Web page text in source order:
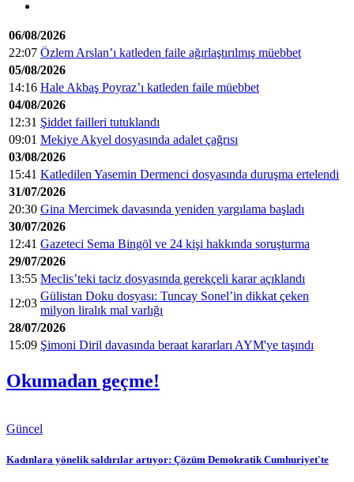
06/08/2026
22:07 Özlem Arslan’ı katleden faile ağırlaştırılmış müebbet
05/08/2026
14:16 Hale Akbaş Poyraz’ı katleden faile müebbet
04/08/2026
12:31 Şiddet failleri tutuklandı
09:01 Mekiye Akyel dosyasında adalet çağrısı
03/08/2026
15:41 Katledilen Yasemin Dermenci dosyasında duruşma ertelendi
31/07/2026
20:30 Gina Mercimek davasında yeniden yargılama başladı
30/07/2026
12:41 Gazeteci Sema Bingöl ve 24 kişi hakkında soruşturma
29/07/2026
13:55 Meclis’teki taciz dosyasında gerekçeli karar açıklandı
12:03
Gülistan Doku dosyası: Tuncay Sonel’in dikkat çeken
milyon liralık mal varlığı
28/07/2026
15:09 Şimoni Diril davasında beraat kararları AYM'ye taşındı
Okumadan geçme!
Güncel
Kadınlara yönelik saldırılar artıyor: Çözüm Demokratik Cumhuriyet'te